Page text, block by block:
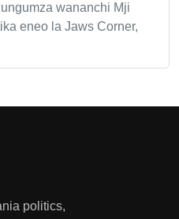
wananchi Mji
eneo la Jaws Corner,
politics,